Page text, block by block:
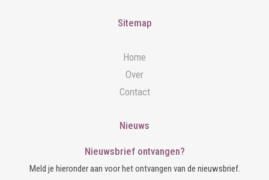
Sitemap
Home
Over
Contact
Nieuws
Nieuwsbrief ontvangen?
Meld je hieronder aan voor het ontvangen van de nieuwsbrief.